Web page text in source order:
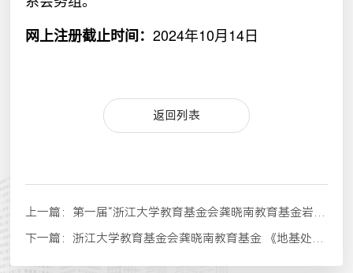
网上注册截止时间：2024年10月14日
返回列表
上一篇： 第一届“浙江大学教育基金会龚晓南教育基金岩土工程及地下空间开发科学和技术进步奖（2024）”评选结果公示
下一篇：浙江大学教育基金会龚晓南教育基金 《地基处理》优秀论文奖评选结果公示